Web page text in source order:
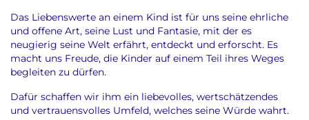
Das Liebenswerte an einem Kind ist für uns seine ehrliche
und offene Art, seine Lust und Fantasie, mit der es
neugierig seine Welt erfährt, entdeckt und erforscht. Es
macht uns Freude, die Kinder auf einem Teil ihres Weges
begleiten zu dürfen.
Dafür schaffen wir ihm ein liebevolles, wertschätzendes
und vertrauensvolles Umfeld, welches seine Würde wahrt.